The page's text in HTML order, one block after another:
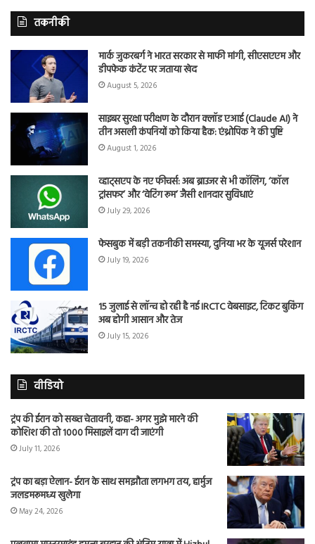
तकनीकी
मार्क जुकरबर्ग ने भारत सरकार से माफी मांगी, सीएसएएम और
डीपफेक कंटेंट पर जताया खेद
August 5, 2026
साइबर सुरक्षा परीक्षण के दौरान क्लॉड एआई (Claude AI) ने
तीन असली कंपनियों को किया हैक: एंथ्रोपिक ने की पुष्टि
August 1, 2026
व्हाट्सएप के नए फीचर्स: अब ब्राउजर से भी कॉलिंग, ‘कॉल
ट्रांसफर’ और ‘वेटिंग रूम’ जैसी शानदार सुविधाएं
July 29, 2026
फेसबुक में बड़ी तकनीकी समस्या, दुनिया भर के यूजर्स परेशान
July 19, 2026
15 जुलाई से लॉन्च हो रही है नई IRCTC वेबसाइट, टिकट बुकिंग
अब होगी आसान और तेज
July 15, 2026
वीडियो
ट्रंप की ईरान को सख्त चेतावनी, कहा- अगर मुझे मारने की
कोशिश की तो 1000 मिसाइलें दाग दी जाएंगी
July 11, 2026
ट्रंप का बड़ा ऐलान- ईरान के साथ समझौता लगभग तय, हार्मुज
जलडमरूमध्य खुलेगा
May 24, 2026